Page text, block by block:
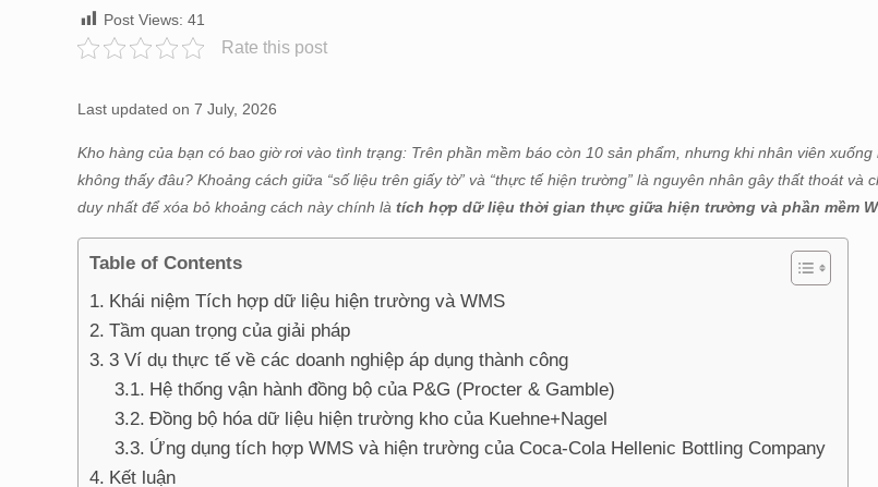
Post Views: 41
Rate this post
Last updated on 7 July, 2026
Kho hàng của bạn có bao giờ rơi vào tình trạng: Trên phần mềm báo còn 10 sản phẩm, nhưng khi nhân viên
không thấy đâu? Khoảng cách giữa “số liệu trên giấy tờ” và “thực tế hiện trường” là nguyên nhân gây thất thoát và
duy nhất để xóa bỏ khoảng cách này chính làtích hợp dữ liệu thời gian thực giữa hiện trường và phần mềm
Table of Contents
Khái niệm Tích hợp dữ liệu hiện trường và WMS
Tầm quan trọng của giải pháp
3 Ví dụ thực tế về các doanh nghiệp áp dụng thành công
Hệ thống vận hành đồng bộ của P&G (Procter & Gamble)
Đồng bộ hóa dữ liệu hiện trường kho của Kuehne+Nagel
Ứng dụng tích hợp WMS và hiện trường của Coca-Cola Hellenic Bottling Company
Kết luận